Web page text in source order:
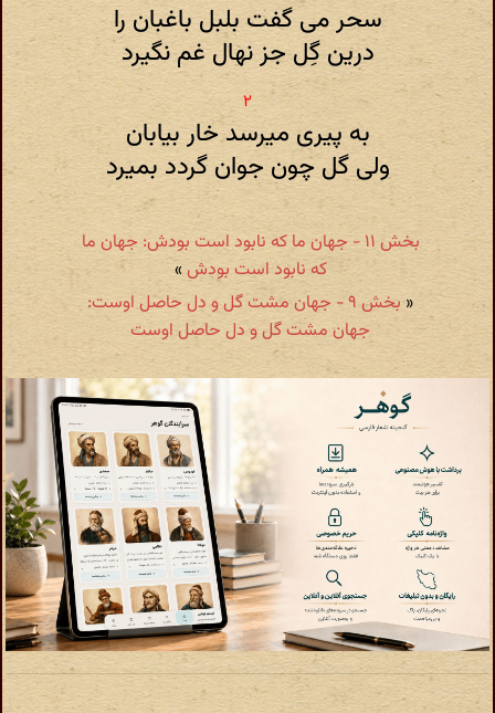
سحر می گفت بلبل باغبان را
درین گِل جز نهال غم نگیرد
به پیری میرسد خار بیابان
ولی گل چون جوان گردد بمیرد
بخش ۱۱ - جهان ما که نابود است بودش: جهان ما
که نابود است بودش»
«
بخش ۹ - جهان مشت گل و دل حاصل اوست:
جهان مشت گل و دل حاصل اوست